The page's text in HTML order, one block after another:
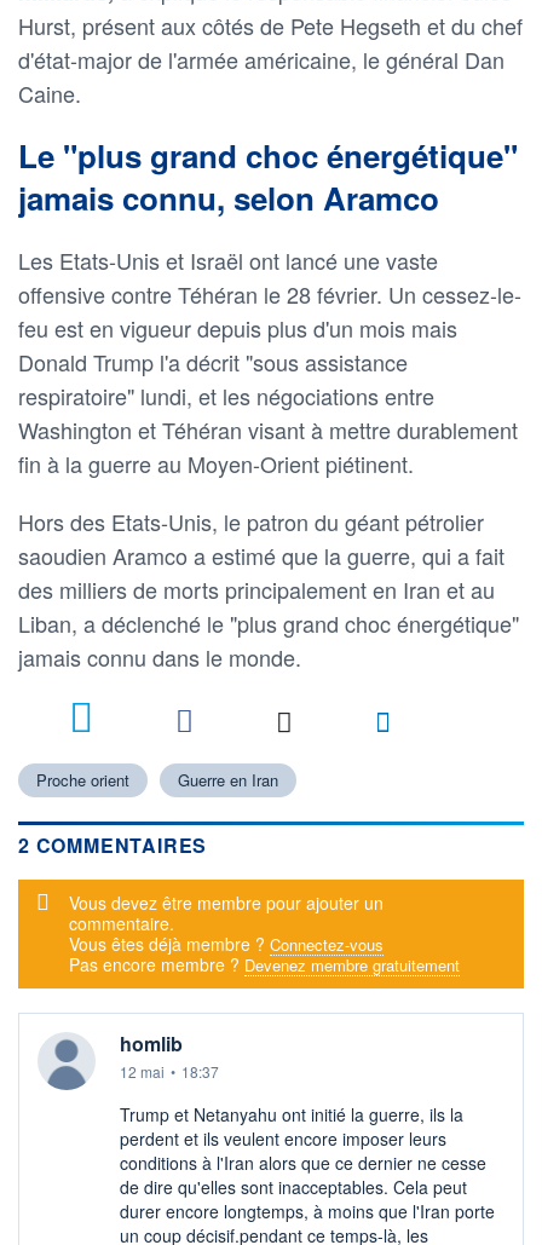
Hurst, présent aux côtés de Pete Hegseth et du chef
d'état-major de l'armée américaine, le général Dan
Caine.
Le "plus grand choc énergétique"
jamais connu, selon Aramco
Les Etats-Unis et Israël ont lancé une vaste
offensive contre Téhéran le 28 février. Un cessez-le-
feu est en vigueur depuis plus d'un mois mais
Donald Trump l'a décrit "sous assistance
respiratoire" lundi, et les négociations entre
Washington et Téhéran visant à mettre durablement
fin à la guerre au Moyen-Orient piétinent.
Hors des Etats-Unis, le patron du géant pétrolier
saoudien Aramco a estimé que la guerre, qui a fait
des milliers de morts principalement en Iran et au
Liban, a déclenché le "plus grand choc énergétique"
jamais connu dans le monde.
Proche orient Guerre en Iran
2 COMMENTAIRES
Message d'alerte
Vous devez être membre pour ajouter un
commentaire.
Vous êtes déjà membre ? Connectez-vous
Pas encore membre ? Devenez membre gratuitement
homlib
12 mai • 18:37
Trump et Netanyahu ont initié la guerre, ils la
perdent et ils veulent encore imposer leurs
conditions à l'Iran alors que ce dernier ne cesse
de dire qu'elles sont inacceptables. Cela peut
durer encore longtemps, à moins que l'Iran porte
un coup décisif.pendant ce temps-là, les